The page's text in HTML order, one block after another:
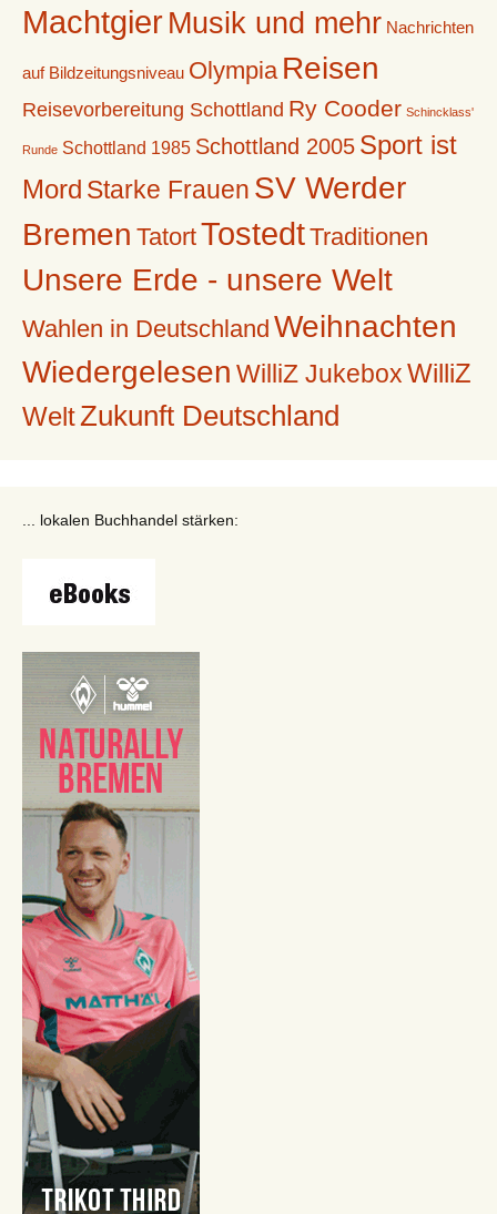
MachtgierMusik und mehr Nachrichten
auf Bildzeitungsniveau Olympia Reisen
Reisevorbereitung Schottland Ry Cooder Schincklass'
Runde Schottland 1985 Schottland 2005 Sport ist
Mord Starke Frauen SV Werder
Bremen TatortTostedtTraditionen
Unsere Erde - unsere Welt
Wahlen in Deutschland Weihnachten
Wiedergelesen WilliZ Jukebox WilliZ
WeltZukunft Deutschland
... lokalen Buchhandel stärken: